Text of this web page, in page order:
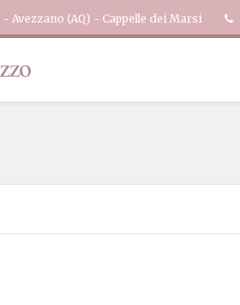
Avezzano (AQ) - Cappelle dei Marsi